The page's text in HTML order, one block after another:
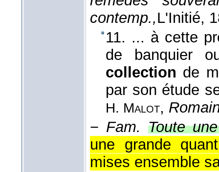
contemp.,L'Initié,
11. ... à cette
de banquier
collection de
par son étude
H. Malot,
− Fam. Toute
une grande
mises ensemble